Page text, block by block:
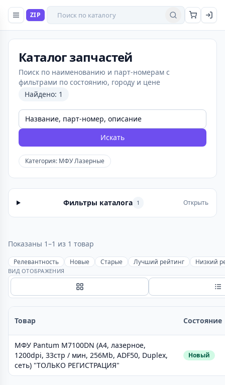
ZIP Поиск товаров
Найти
Каталог запчастей
Поиск по наименованию и парт-номерам с
фильтрами по состоянию, городу и цене
Найдено: 1
Искать
Категория: МФУ Лазерные
Фильтры каталога 1 Открыть
Показаны 1–1 из 1 товар
Релевантность Новые Старые Лучший рейтинг Низкий
ВИД ОТОБРАЖЕНИЯ
Сетка
Товар Состояние
МФУ Pantum M7100DN (A4, лазерное,
1200dpi, 33стр / мин, 256Mb, ADF50, Duplex,
сеть) "ТОЛЬКО РЕГИСТРАЦИЯ"
Новый